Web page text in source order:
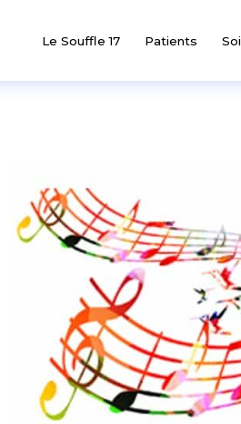
Le Souffle 17 Patients